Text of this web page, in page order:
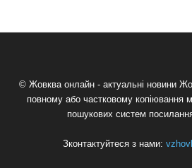
© Жовква онлайн - актуальні новини
повному або частковому копіювання
пошукових систем
Зконтактуйтеся з нами: